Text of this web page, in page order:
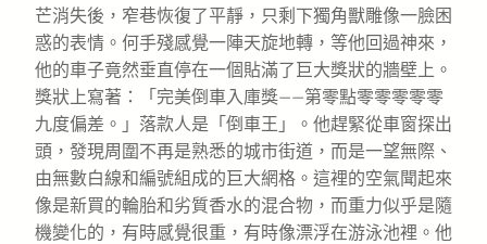
芒消失後，窄巷恢復了平靜，只剩下獨角獸雕像一臉困
惑的表情。何手殘感覺一陣天旋地轉，等他回過神來，
他的車子竟然垂直停在一個貼滿了巨大獎狀的牆壁上。
獎狀上寫著：「完美倒車入庫獎——第零點零零零零零
九度偏差。」落款人是「倒車王」。他趕緊從車窗探出
頭，發現周圍不再是熟悉的城市街道，而是一望無際、
由無數白線和編號組成的巨大網格。這裡的空氣聞起來
像是新買的輪胎和劣質香水的混合物，而重力似乎是隨
機變化的，有時感覺很重，有時像漂浮在游泳池裡。他